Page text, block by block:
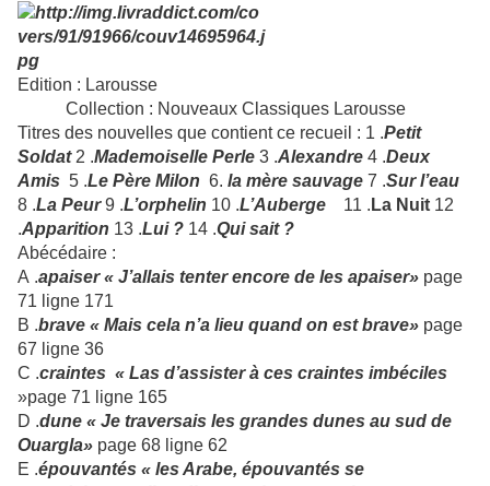
Edition : Larousse
Collection : Nouveaux Classiques Larousse
Titres des nouvelles que contient ce recueil : 1 .Petit
Soldat2 .Mademoiselle Perle 3 .Alexandre 4 .Deux
Amis 5 .Le Père Milon 6. la mère sauvage 7 .Sur l’eau
8 .La Peur9 .L’orphelin 10 .L’Auberge 11 . La Nuit 12
.Apparition 13 .Lui ? 14 .Qui sait ?
Abécédaire :
A .apaiser « J’allais tenter encore de les apaiser» page
71 ligne 171
B .brave « Mais cela n’a lieu quand on est brave» page
67 ligne 36
C .craintes « Las d’assister à ces craintes imbéciles
»page 71 ligne 165
D .dune « Je traversais les grandes dunes au sud de
Ouargla» page 68 ligne 62
E .épouvantés « les Arabe, épouvantés se